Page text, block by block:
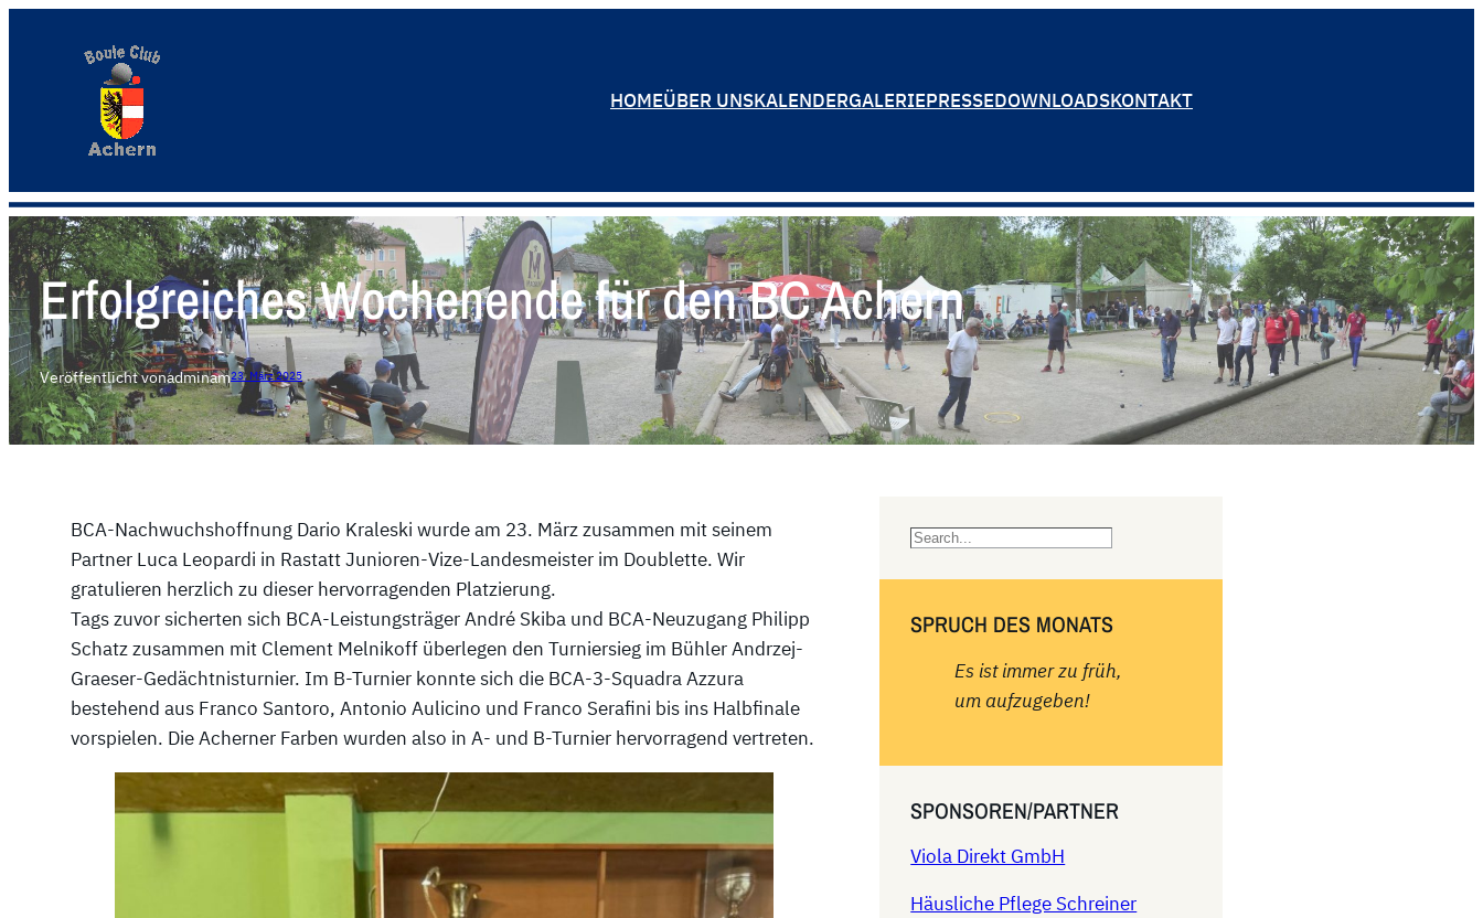
HOMEÜBER UNSKALENDERGALERIEPRESSEDOWNLOADSKONTAKT
Erfolgreiches Wochenende für den BC Achern
Veröffentlicht vonadminam23. März 2025
BCA-Nachwuchshoffnung Dario Kraleski wurde am 23. März zusammen mit seinem
Partner Luca Leopardi in Rastatt Junioren-Vize-Landesmeister im Doublette. Wir
gratulieren herzlich zu dieser hervorragenden Platzierung.
Tags zuvor sicherten sich BCA-Leistungsträger André Skiba und BCA-Neuzugang Philipp
Schatz zusammen mit Clement Melnikoff überlegen den Turniersieg im Bühler Andrzej-
Graeser-Gedächtnisturnier. Im B-Turnier konnte sich die BCA-3-Squadra Azzura
bestehend aus Franco Santoro, Antonio Aulicino und Franco Serafini bis ins Halbfinale
vorspielen. Die Acherner Farben wurden also in A- und B-Turnier hervorragend vertreten.
S
r
SPRUCH DES MONATS
Es ist immer zu früh,
um aufzugeben!
SPONSOREN/PARTNER
Viola Direkt GmbH
Häusliche Pflege Schreiner